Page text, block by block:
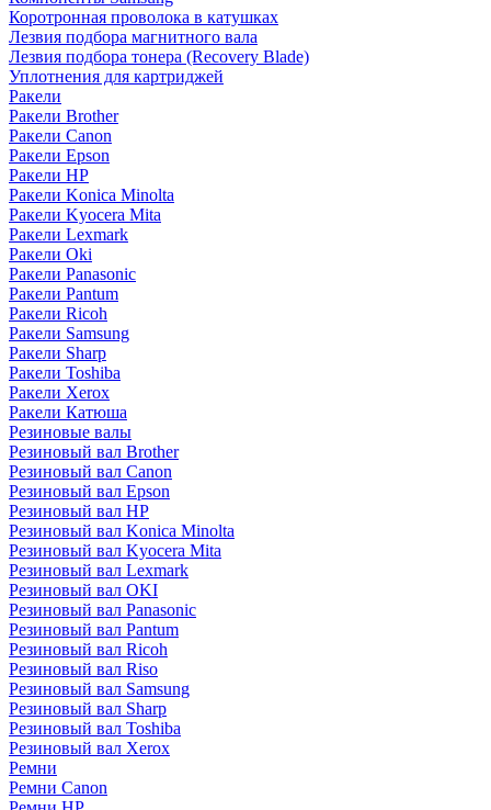
Коротронная проволока в катушках
Лезвия подбора магнитного вала
Лезвия подбора тонера (Recovery Blade)
Уплотнения для картриджей
Ракели
Ракели Brother
Ракели Canon
Ракели Epson
Ракели HP
Ракели Konica Minolta
Ракели Kyocera Mita
Ракели Lexmark
Ракели Oki
Ракели Panasonic
Ракели Pantum
Ракели Ricoh
Ракели Samsung
Ракели Sharp
Ракели Toshiba
Ракели Xerox
Ракели Катюша
Резиновые валы
Резиновый вал Brother
Резиновый вал Canon
Резиновый вал Epson
Резиновый вал HP
Резиновый вал Konica Minolta
Резиновый вал Kyocera Mita
Резиновый вал Lexmark
Резиновый вал OKI
Резиновый вал Panasonic
Резиновый вал Pantum
Резиновый вал Ricoh
Резиновый вал Riso
Резиновый вал Samsung
Резиновый вал Sharp
Резиновый вал Toshiba
Резиновый вал Xerox
Ремни
Ремни Canon